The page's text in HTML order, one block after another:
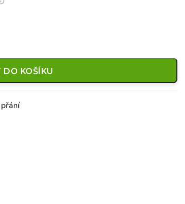
DO KOŠÍKU